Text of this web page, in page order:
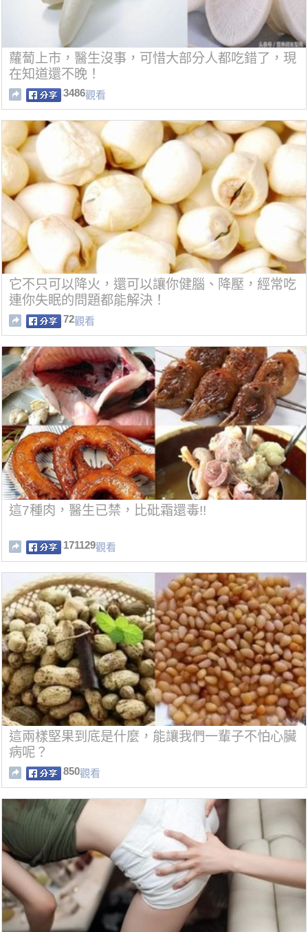
蘿蔔上市，醫生沒事，可惜大部分人都吃錯了，現
在知道還不晚！
3486觀看
它不只可以降火，還可以讓你健腦、降壓，經常吃
連你失眠的問題都能解決！
72觀看
這7種肉，醫生已禁，比砒霜還毒!!
171129觀看
這兩樣堅果到底是什麼，能讓我們一輩子不怕心臟
病呢？
850觀看